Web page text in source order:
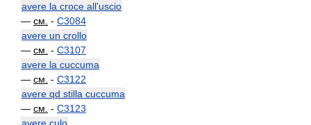
avere la croce all'uscio
— см. - C3084
avere un crollo
— см. - C3107
avere la cuccuma
— см. - C3122
avere qd stilla cuccuma
— см. - C3123